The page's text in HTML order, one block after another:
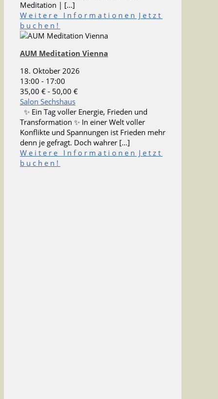
Meditation | [...]
Weitere Informationen Jetzt
buchen!
AUM Meditation Vienna
18. Oktober 2026
13:00 - 17:00
35,00 € - 50,00 €
Salon Sechshaus
✨ Ein Tag voller Energie, Frieden und
Transformation ✨ In einer Welt voller
Konflikte und Spannungen ist Frieden mehr
denn je gefragt. Doch wahrer [...]
Weitere Informationen Jetzt
buchen!